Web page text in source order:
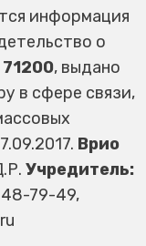
информация
о
, выдано
в сфере связи,
Врио
Учредитель:
79-49,